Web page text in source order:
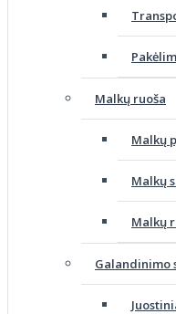
Malkų ruoša
Malkų
Malkų
Malkų
Galandinimo